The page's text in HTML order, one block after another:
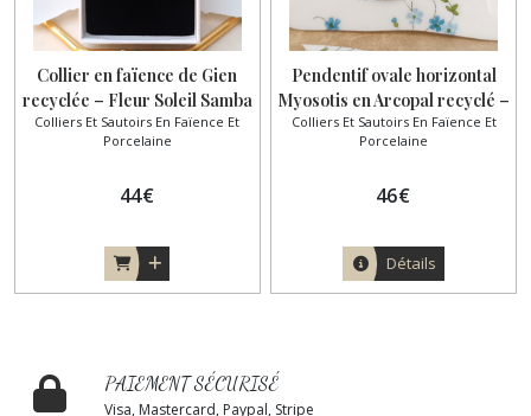
Collier en faïence de Gien
recyclée – Fleur Soleil Samba
Colliers Et Sautoirs En Faïence Et
Porcelaine
44€
Pendentif ovale horizontal
Myosotis en Arcopal recyclé –
Acier inoxydable
Colliers Et Sautoirs En Faïence Et
Porcelaine
46€
Détails
PAIEMENT SÉCURISÉ
Visa, Mastercard, Paypal, Stripe